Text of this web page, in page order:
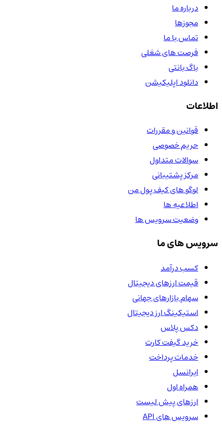
درباره ما
مجوزها
تماس با ما
فرصت های شغلی
باگ بانتی
دانلود اپلیکیشن
اطلاعات
قوانین و مقررات
حریم خصوصی
سوالات متداول
مرکز پشتیبانی
لوگو های کیف پول من
اطلاعیه ها
وضعیت سرویس ها
سرویس های ما
کسب درآمد
قیمت ارزهای دیجیتال
سهام بازارهای جهانی
استیکینگ ارز دیجیتال
دکس پلاس
خرید گیفت کارت
خدمات پرداخت
ایرانسل
همراه اول
ارزهای پیش لیست
سرویس های API